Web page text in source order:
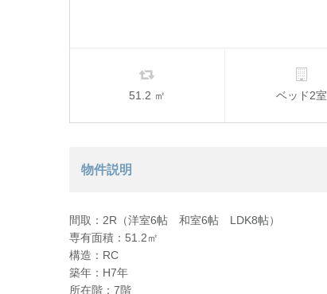
51.2 ㎡ ベッド2室
物件説明
間取：2R（洋室6帖 和室6帖 LDK8帖）
専有面積：51.2㎡
構造：RC
築年：H7年
所在階：7階